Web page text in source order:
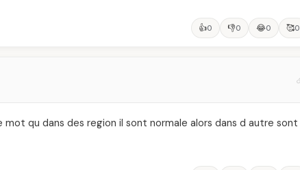
👍0 👎0 😂0 🥰0
qu dans des region il sont normale alors dans d autre sont